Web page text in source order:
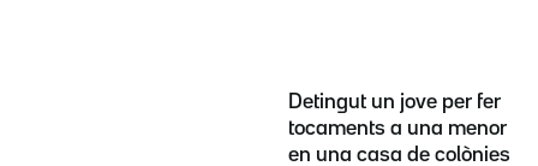
Detingut un jove per fer
tocaments a una menor
en una casa de colònies